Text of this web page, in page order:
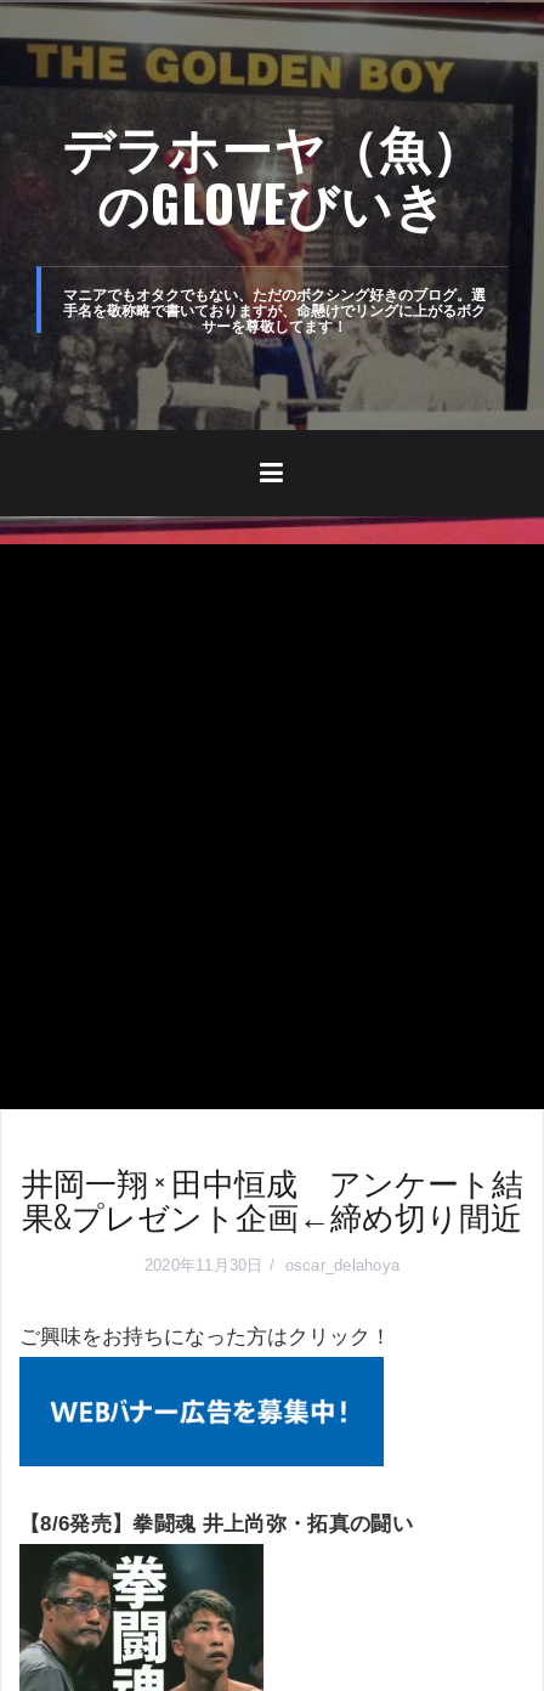
ン
キ
プ
デラホーヤ（魚）
のGLOVEびいき
マニアでもオタクでもない、ただのボクシング好きのブログ。選
手名を敬称略で書いておりますが、命懸けでリングに上がるボク
サーを尊敬してます！
井岡一翔 × 田中恒成 アンケート結
果&プレゼント企画←締め切り間近
2020年11月30日 oscar_delahoya
ご興味をお持ちになった方はクリック！
【8/6発売】拳闘魂 井上尚弥・拓真の闘い